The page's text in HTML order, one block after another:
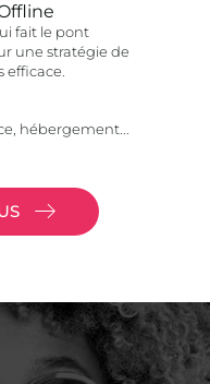
fait le pont
une stratégie de
efficace.
hébergement...